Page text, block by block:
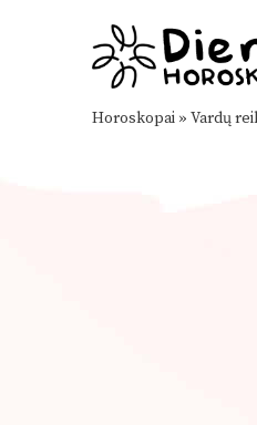
Horoskopai » Vardų